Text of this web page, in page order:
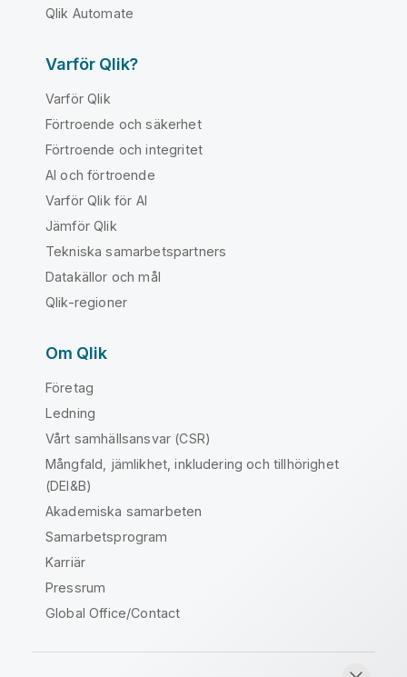
Qlik Automate
Varför Qlik?
Varför Qlik
Förtroende och säkerhet
Förtroende och integritet
AI och förtroende
Varför Qlik för AI
Jämför Qlik
Tekniska samarbetspartners
Datakällor och mål
Qlik-regioner
Om Qlik
Företag
Ledning
Vårt samhällsansvar (CSR)
Mångfald, jämlikhet, inkludering och tillhörighet
(DEI&B)
Akademiska samarbeten
Samarbetsprogram
Karriär
Pressrum
Global Office/Contact